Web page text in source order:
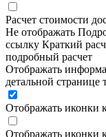
Расчет стоимости
Не отображать
ссылку Краткий
подробный расчет
Отображать
детальной странице
Отображать иконки
Отображать иконки